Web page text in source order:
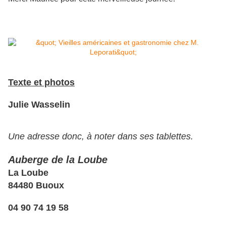
Texte et photos
Julie Wasselin
Une adresse donc, à noter dans ses tablettes.
Auberge de la Loube
La Loube
84480 Buoux
04 90 74 19 58